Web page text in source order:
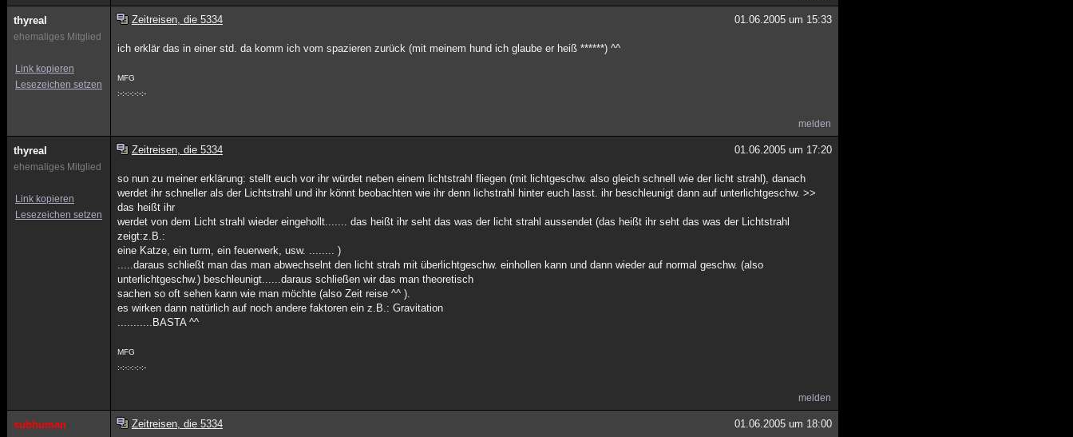
thyreal
ehemaliges Mitglied
Link kopieren
Lesezeichen setzen
Zeitreisen, die 5334 01.06.2005 um 15:33
ich erklär das in einer std. da komm ich vom spazieren zurück (mit meinem hund ich glaube er heiß ******) ^^
MFG
:-:-:-:-:-:-
melden
thyreal
ehemaliges Mitglied
Link kopieren
Lesezeichen setzen
Zeitreisen, die 5334 01.06.2005 um 17:20
so nun zu meiner erklärung: stellt euch vor ihr würdet neben einem lichtstrahl fliegen (mit lichtgeschw. also gleich schnell wie der licht strahl), danach
werdet ihr schneller als der Lichtstrahl und ihr könnt beobachten wie ihr denn lichstrahl hinter euch lasst. ihr beschleunigt dann auf unterlichtgeschw. >>
das heißt ihr
werdet von dem Licht strahl wieder eingehollt....... das heißt ihr seht das was der licht strahl aussendet (das heißt ihr seht das was der Lichtstrahl
zeigt:z.B.:
eine Katze, ein turm, ein feuerwerk, usw. ........ )
.....daraus schließt man das man abwechselnt den licht strah mit überlichtgeschw. einhollen kann und dann wieder auf normal geschw. (also
unterlichtgeschw.) beschleunigt......daraus schließen wir das man theoretisch
sachen so oft sehen kann wie man möchte (also Zeit reise ^^ ).
es wirken dann natürlich auf noch andere faktoren ein z.B.: Gravitation
...........BASTA ^^
MFG
:-:-:-:-:-:-
melden
subhuman Zeitreisen, die 5334 01.06.2005 um 18:00